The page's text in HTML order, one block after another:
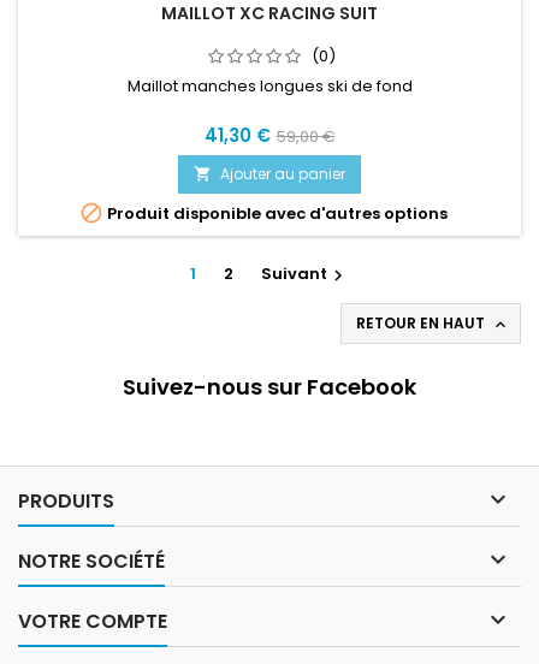
MAILLOT XC RACING SUIT
(0)
Maillot manches longues ski de fond
41,30 € 59,00 €
 Ajouter au panier
 Produit disponible avec d'autres options
1 2 Suivant 
RETOUR EN HAUT 
Suivez-nous sur Facebook
PRODUITS 
NOTRE SOCIÉTÉ 
VOTRE COMPTE 